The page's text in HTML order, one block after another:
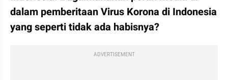
dalam pemberitaan Virus Korona di Indonesia
yang seperti tidak ada habisnya?
ADVERTISEMENT